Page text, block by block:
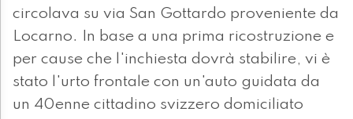
circolava su via San Gottardo proveniente da
Locarno. In base a una prima ricostruzione e
per cause che l'inchiesta dovrà stabilire, vi è
stato l'urto frontale con un'auto guidata da
un 40enne cittadino svizzero domiciliato